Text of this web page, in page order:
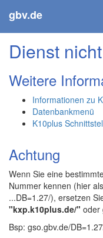
gbv.de
Dienst
Weitere
Informationen zu
Datenbankmenü
K10plus
Achtung
Wenn Sie eine
Nummer kennen (hier
...DB=1.27/), ersetzen
"kxp.k10plus.de/" oder
Bsp: gso.gbv.de/